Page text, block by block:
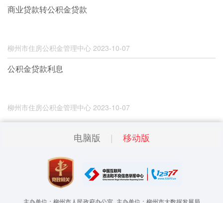
商业贷款转公积金贷款
柳州市住房公积金管理中心 2023-10-07
公积金贷款利息
柳州市住房公积金管理中心 2023-10-07
电脑版 移动版